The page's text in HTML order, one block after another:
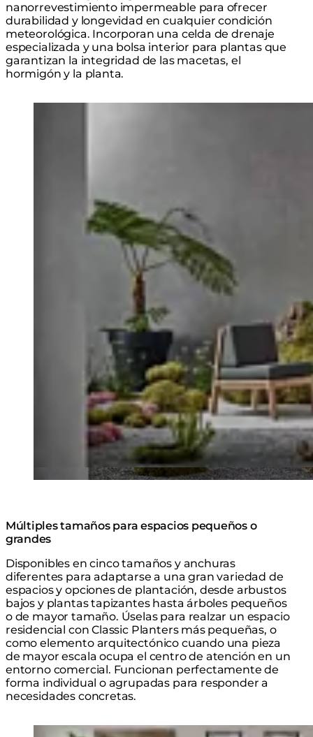
nanorrevestimiento impermeable para ofrecer
durabilidad y longevidad en cualquier condición
meteorológica. Incorporan una celda de drenaje
especializada y una bolsa interior para plantas que
garantizan la integridad de las macetas, el
hormigón y la planta.
Múltiples tamaños para espacios pequeños o
grandes
Disponibles en cinco tamaños y anchuras
diferentes para adaptarse a una gran variedad de
espacios y opciones de plantación, desde arbustos
bajos y plantas tapizantes hasta árboles pequeños
o de mayor tamaño. Úselas para realzar un espacio
residencial con Classic Planters más pequeñas, o
como elemento arquitectónico cuando una pieza
de mayor escala ocupa el centro de atención en un
entorno comercial. Funcionan perfectamente de
forma individual o agrupadas para responder a
necesidades concretas.
Loading image...